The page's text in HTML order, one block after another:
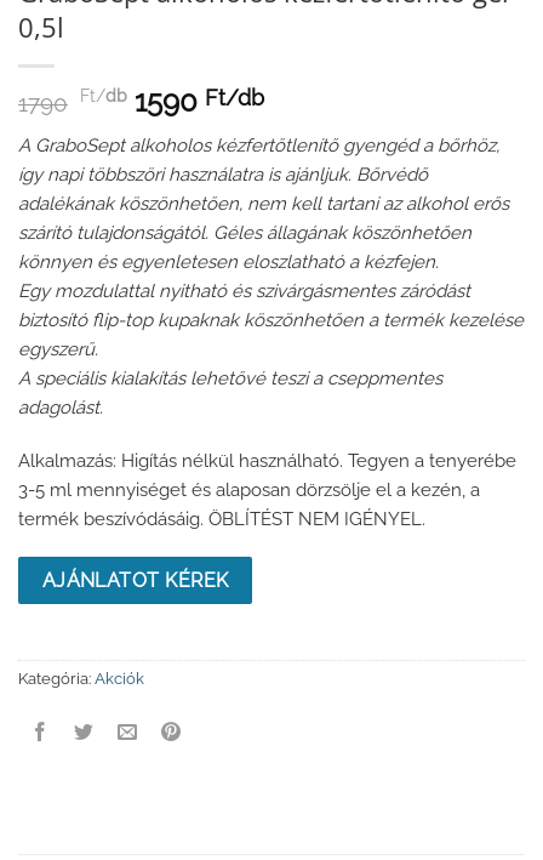
0,5l
1790 Ft/db 1590 Ft/db
A GraboSept alkoholos kézfertőtlenítő gyengéd a bőrhöz,
így napi többszöri használatra is ajánljuk. Bőrvédő
adalékának köszönhetően, nem kell tartani az alkohol erős
szárító tulajdonságától. Géles állagának köszönhetően
könnyen és egyenletesen eloszlatható a kézfejen.
Egy mozdulattal nyitható és szivárgásmentes záródást
biztosító flip-top kupaknak köszönhetően a termék kezelése
egyszerű.
A speciális kialakítás lehetővé teszi a cseppmentes
adagolást.
Alkalmazás: Higítás nélkül használható. Tegyen a tenyerébe
3-5 ml mennyiséget és alaposan dörzsölje el a kezén, a
termék beszívódásáig. ÖBLÍTÉST NEM IGÉNYEL.
AJÁNLATOT KÉREK
Kategória: Akciók